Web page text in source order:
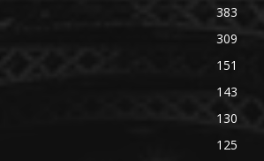
383
309
151
143
130
125